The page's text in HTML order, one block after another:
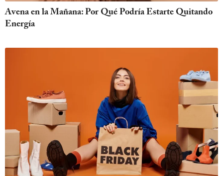
Avena en la Mañana: Por Qué Podría Estarte Quitando
Energía